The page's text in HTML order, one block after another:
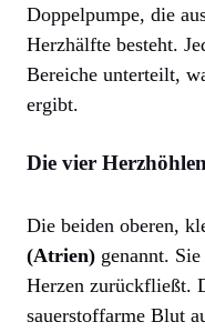
Doppelpumpe, die
Herzhälfte besteht.
Bereiche unterteilt,
ergibt.
Die vier
Die beiden oberen,
(Atrien) genannt.
Herzen zurückfließt.
sauerstoffarme Blut